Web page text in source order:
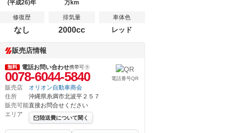
(平成26)年 万km
修復歴
なし
排気量
2000cc
車体色
レッド
販売店情報
無料 電話お問い合わせ携帯可
0078-6044-5840 電話番号QR
販売店
オリオン自動車商会
住所
沖縄県糸満市北波平２５７
販売可能
エリア
直接お問合せください
陸送費について聞く